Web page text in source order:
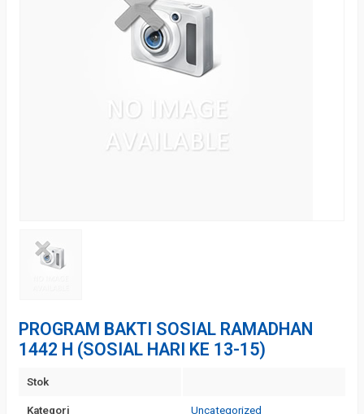
PROGRAM BAKTI SOSIAL RAMADHAN
1442 H (SOSIAL HARI KE 13-15)
Stok
Kategori Uncategorized